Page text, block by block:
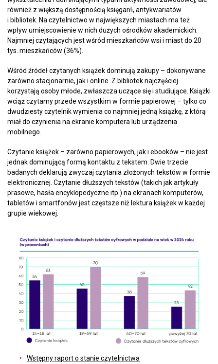
również z większą dostępnością księgarń, antykwariatów
i bibliotek. Na czytelnictwo w największych miastach ma też
wpływ umiejscowienie w nich dużych ośrodków akademickich.
Najmniej czytających jest wśród mieszkańców wsi i miast do 20
tys. mieszkańców (36%).
Wśród źródeł czytanych książek dominują zakupy – dokonywane
zarówno stacjonarnie, jak i online. Z bibliotek najczęściej
korzystają osoby młode, zwłaszcza uczące się i studiujące. Książki
wciąż czytamy przede wszystkim w formie papierowej – tylko co
dwudziesty czytelnik wy­mienia co najmniej jedną książkę, z którą
miał do czynienia na ekranie komputera lub urządzenia
mobilnego.
Czytanie książek – zarówno papierowych, jak i ebooków – nie jest
jednak dominującą formą kontaktu z tekstem. Dwie trzecie
badanych deklarują zwyczaj czytania złożonych tekstów w formie
elektronicznej. Czytanie dłuższych tekstów (takich jak artykuły
prasowe, hasła encyklopedyczne itp.) na ekranach komputerów,
tabletów i smartfonów jest częstsze niż lektura książek w każdej
grupie wiekowej.
Wstępny raport o stanie czytelnictwa